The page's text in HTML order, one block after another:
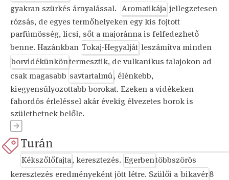
gyakran szürkés árnyalással. Aromatikája jellegzetesen
rózsás, de egyes termőhelyeken egy kis fojtott
parfümösség, licsi, sőt a majoránna is felfedezhető
benne. Hazánkban Tokaj-Hegyalját leszámítva minden
borvidékünköntermesztik, de vulkanikus talajokon ad
csak magasabb savtartalmú, élénkebb,
kiegyensúlyozottabb borokat. Ezeken a vidékeken
fahordós érleléssel akár évekig élvezetes borok is
születhetnek belőle.
Turán
Kékszőlőfajta, keresztezés. Egerbentöbbszörös
keresztezés eredményeként jött létre. Szülői a bikavér8